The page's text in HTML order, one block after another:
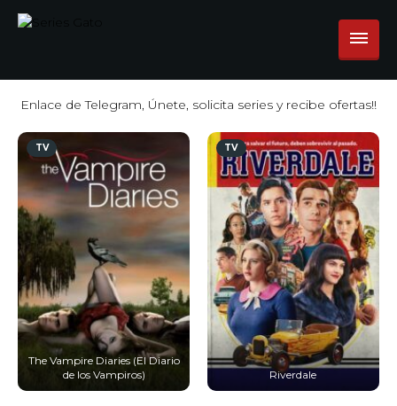
Enlace de Telegram, Únete, solicita series y recibe ofertas!!
TV
The Vampire Diaries (El Diario
de los Vampiros)
TV
Riverdale